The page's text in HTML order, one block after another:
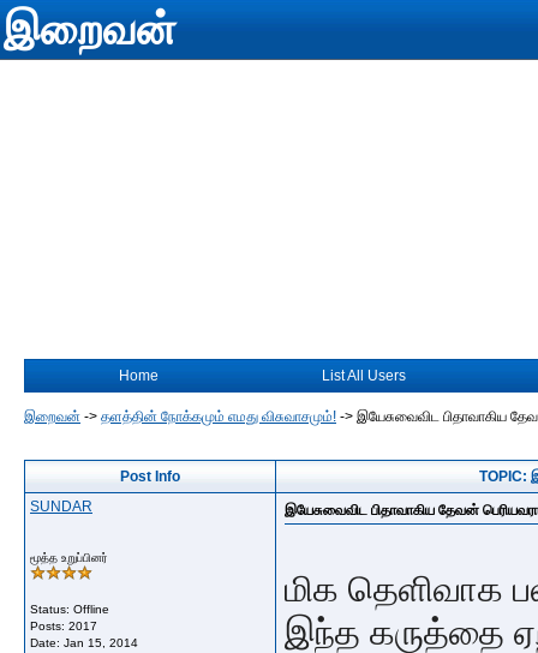
இறைவன்
Home List All Users
இறைவன் -> தளத்தின் நோக்கமும் எமது விசுவாசமும்! -> இயேசுவைவிட பிதாவாகிய
Post Info
TOPIC:
SUNDAR
மூத்த உறுப்பினர்
Status: Offline
Posts: 2017
Date: Jan 15, 2014
இயேசுவைவிட பிதாவாகிய தேவன்
மிக தெளிவாக
இந்த கருத்தை